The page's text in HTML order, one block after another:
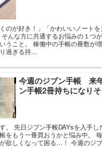
のが好き！」「かわいいノート
んな方に共通するお悩みの１つ
うこと。 稼働中の手帳の冊数が
過ぎる持...
今週のジブン手帳 来
ン手帳2冊持ちになり
。 先日ジブン手帳DAYsを入手し
をもう一冊買おうかと悩み中。
欲しくなって困る…！ 今週のジ